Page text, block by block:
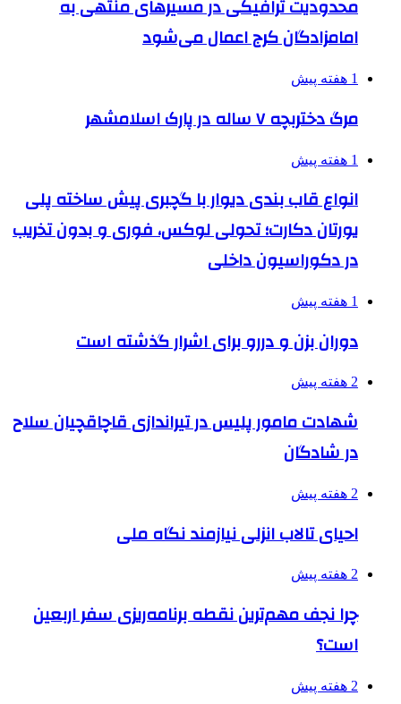
محدودیت ترافیکی در مسیرهای منتهی به
امامزادگان کرج اعمال می‌شود
1 هفته پیش
مرگ دختربچه ۷ ساله در پارک اسلامشهر
1 هفته پیش
انواع قاب بندی دیوار با گچبری پیش ساخته پلی
یورتان دکارت؛ تحولی لوکس، فوری و بدون تخریب
در دکوراسیون داخلی
1 هفته پیش
دوران بزن و دررو برای اشرار گذشته است
2 هفته پیش
شهادت مامور پلیس در تیراندازی قاچاقچیان سلاح
در شادگان
2 هفته پیش
احیای تالاب انزلی نیازمند نگاه ملی
2 هفته پیش
چرا نجف مهم‌ترین نقطه برنامه‌ریزی سفر اربعین
است؟
2 هفته پیش